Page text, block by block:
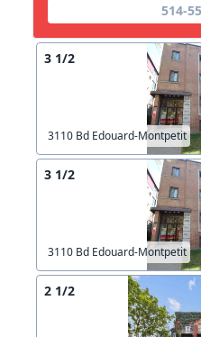
514-
3 1/2
3110 Bd Edouard-Montpetit
3 1/2
3110 Bd Edouard-Montpetit
2 1/2